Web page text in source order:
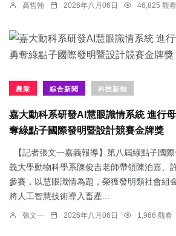
高哲翰 2026年八月06日 46,825 觀看
農業 綜合新聞 科技新知
嘉大動科系研發AI慧眼識情系統 進行
奪綠點子國際發明暨設計競賽金牌獎
【記者張文一嘉義報導】第八屆綠點子國
義大學動物科學系陳俊吉老師帶領陳泊嘉、
參賽，以慧眼識情為題，榮獲發明類社會組
將人工智慧技術導入畜產...
張文一 2026年八月06日 1,966 觀看